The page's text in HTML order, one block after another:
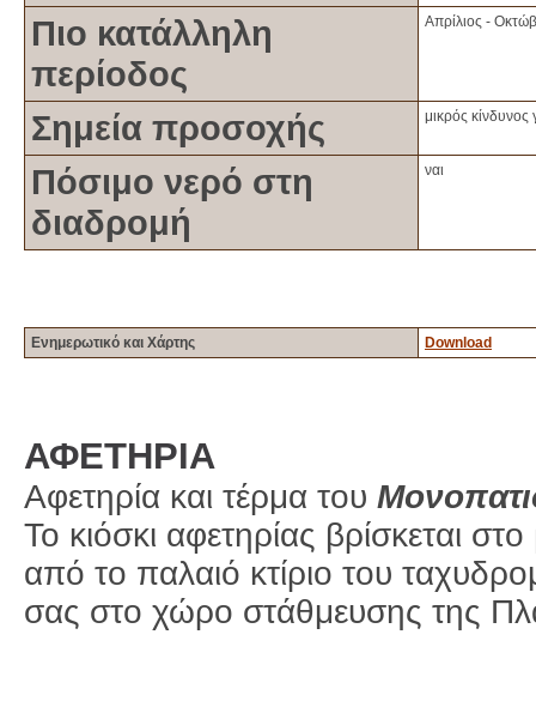
Πιο κατάλληλη
περίοδος
Απρίλιος -
Σημεία προσοχής μικρός κίνδυνος
Πόσιμο νερό στη
διαδρομή
ναι
Ενημερωτικό και Χάρτης Download
ΑΦEΤΗΡΙΑ
Αφετηρία και τέρμα του
Το κιόσκι αφετηρίας βρίσκεται
από το παλαιό κτίριο του
σας στο χώρο στάθμευσης της